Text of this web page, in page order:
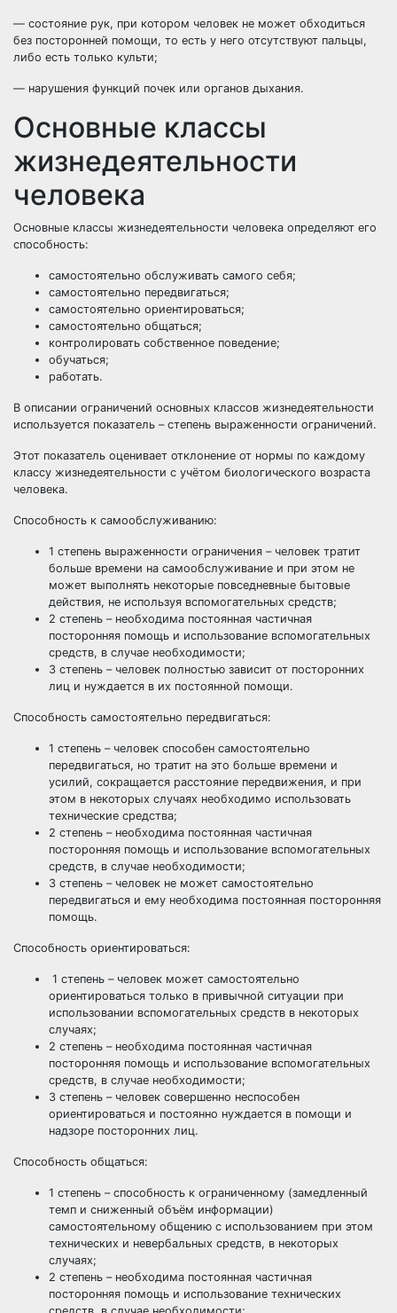
— состояние рук, при котором человек не может обходиться
без посторонней помощи, то есть у него отсутствуют пальцы,
либо есть только культи;
— нарушения функций почек или органов дыхания.
Основные классы
жизнедеятельности
человека
Основные классы жизнедеятельности человека определяют его
способность:
самостоятельно обслуживать самого себя;
самостоятельно передвигаться;
самостоятельно ориентироваться;
самостоятельно общаться;
контролировать собственное поведение;
обучаться;
работать.
В описании ограничений основных классов жизнедеятельности
используется показатель – степень выраженности ограничений.
Этот показатель оценивает отклонение от нормы по каждому
классу жизнедеятельности с учётом биологического возраста
человека.
Способность к самообслуживанию:
1 степень выраженности ограничения – человек тратит
больше времени на самообслуживание и при этом не
может выполнять некоторые повседневные бытовые
действия, не используя вспомогательных средств;
2 степень – необходима постоянная частичная
посторонняя помощь и использование вспомогательных
средств, в случае необходимости;
3 степень – человек полностью зависит от посторонних
лиц и нуждается в их постоянной помощи.
Способность самостоятельно передвигаться:
1 степень – человек способен самостоятельно
передвигаться, но тратит на это больше времени и
усилий, сокращается расстояние передвижения, и при
этом в некоторых случаях необходимо использовать
технические средства;
2 степень – необходима постоянная частичная
посторонняя помощь и использование вспомогательных
средств, в случае необходимости;
3 степень – человек не может самостоятельно
передвигаться и ему необходима постоянная посторонняя
помощь.
Способность ориентироваться:
1 степень – человек может самостоятельно
ориентироваться только в привычной ситуации при
использовании вспомогательных средств в некоторых
случаях;
2 степень – необходима постоянная частичная
посторонняя помощь и использование вспомогательных
средств, в случае необходимости;
3 степень – человек совершенно неспособен
ориентироваться и постоянно нуждается в помощи и
надзоре посторонних лиц.
Способность общаться:
1 степень – способность к ограниченному (замедленный
темп и сниженный объём информации)
самостоятельному общению с использованием при этом
технических и невербальных средств, в некоторых
случаях;
2 степень – необходима постоянная частичная
посторонняя помощь и использование технических